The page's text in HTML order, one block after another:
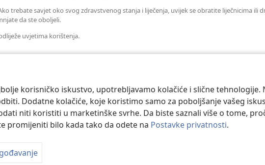
korisničko iskustvo, upotrebljavamo kolačiće i slične tehnologije.
Dodatne kolačiće, koje koristimo samo za poboljšanje vašeg
niti koristiti u marketinške svrhe. Da biste saznali više o tome,
promijeniti bilo kada tako da odete na Postavke privatnosti.
trebate savjet oko svog zdravstvenog stanja i liječenja, uvijek se obratite liječnicima
da ste oboljeli.
uvjetima korištenja.
Watch Tower Bible and Tract Society of Pennsylvania. UVJETI KORIŠTENJA